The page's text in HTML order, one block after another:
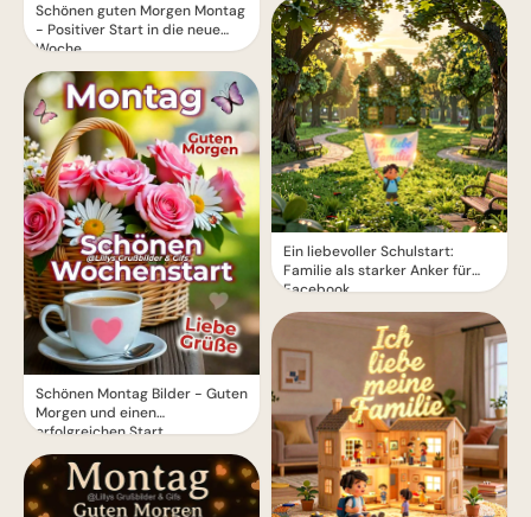
Schönen guten Morgen Montag
- Positiver Start in die neue
Woche
Schönen Montag Bilder - Guten
Morgen und einen
erfolgreichen Start
Ein liebevoller Schulstart:
Familie als starker Anker für
Facebook